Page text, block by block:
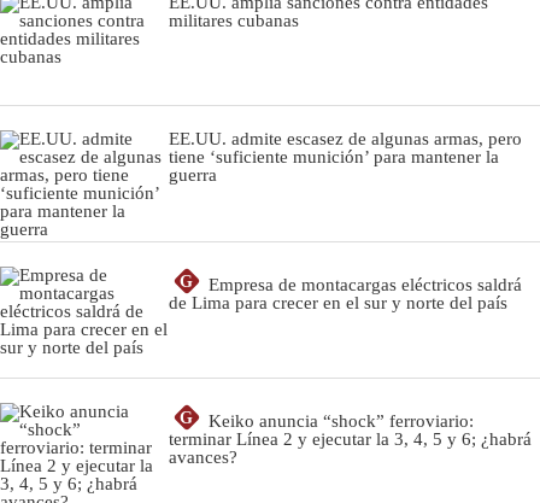
militares cubanas
EE.UU. admite escasez de algunas armas, pero
tiene ‘suficiente munición’ para mantener la
guerra
G
Empresa de montacargas eléctricos saldrá
de Lima para crecer en el sur y norte del país
G
Keiko anuncia “shock” ferroviario:
terminar Línea 2 y ejecutar la 3, 4, 5 y 6; ¿habrá
avances?